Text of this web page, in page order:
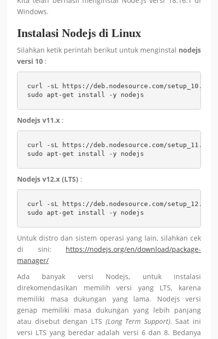
Windows.
Instalasi Nodejs di Linux
Silahkan ketik perintah berikut untuk menginstal nodejs
versi 10 :
curl -sL https://deb.nodesource.com/setup_10.x |
sudo apt-get install -y nodejs
Nodejs v11.x :
curl -sL https://deb.nodesource.com/setup_11.x |
sudo apt-get install -y nodejs
Nodejs v12.x (LTS) :
curl -sL https://deb.nodesource.com/setup_12.x |
sudo apt-get install -y nodejs
Untuk distro dan sistem operasi yang lain, silahkan cek
di sini: https://nodejs.org/en/download/package-
manager/
Ada banyak versi Nodejs, untuk instalasi
direkomendasikan memilih versi yang LTS, karena
memiliki masa dukungan yang lama. Nodejs versi
genap memiliki masa dukungan yang lebih panjang
atau disebut dengan LTS (Long Term Support). Saat ini
versi LTS yang beredar adalah versi 6 dan 8. Bedanya